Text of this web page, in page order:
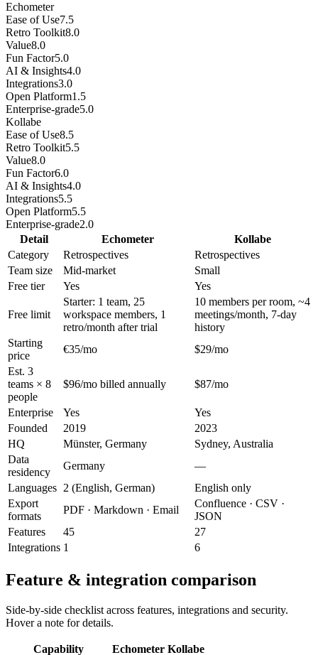
Echometer
Ease of Use7.5
Retro Toolkit8.0
Value8.0
Fun Factor5.0
AI & Insights4.0
Integrations3.0
Open Platform1.5
Enterprise-grade5.0
Kollabe
Ease of Use8.5
Retro Toolkit5.5
Value8.0
Fun Factor6.0
AI & Insights4.0
Integrations5.5
Open Platform5.5
Enterprise-grade2.0
Detail
Echometer
Kollabe
Category
Retrospectives
Retrospectives
Team size
Mid-market
Small
Free tier
Yes Yes
Free limit
Starter: 1 team, 25
workspace members, 1
retro/month after trial
10 members per room, ~4
meetings/month, 7-day
history
Starting
price
€35/mo
$29/mo
Est. 3
teams × 8
people
$96/mo billed annually $87/mo
Enterprise Yes
Yes
Founded
2019
2023
HQ
Münster, Germany
Sydney, Australia
Data
residency
Germany
—
Languages 2 (English, German)
English only
Export
formats
PDF · Markdown · Email
Confluence · CSV ·
JSON
Features
45
27
Integrations 1 6
Feature & integration comparison
Side-by-side checklist across features, integrations and security.
Hover a note for details.
Capability Echometer Kollabe